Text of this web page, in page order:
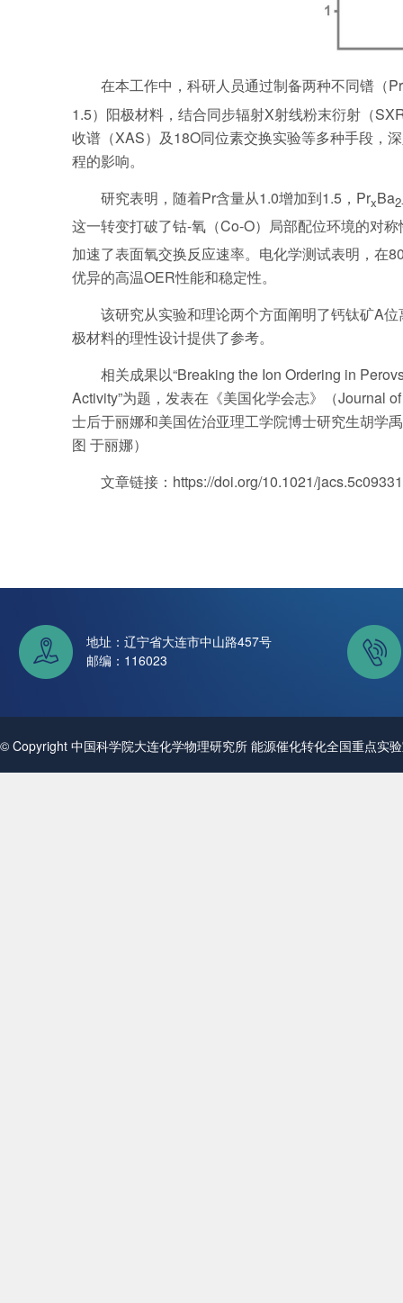
在本工作中，科研人员通过制备两种不同镨（
1.5）阳极材料，结合同步辐射X射线粉末衍射（
收谱（XAS）及18O同位素交换实验等多种手段，
程的影响。
研究表明，随着Pr含量从1.0增加到1.5，PrxBa2
这一转变打破了钴-氧（Co-O）局部配位环境的对
加速了表面氧交换反应速率。电化学测试表明，在
优异的高温OER性能和稳定性。
该研究从实验和理论两个方面阐明了钙钛矿A
极材料的理性设计提供了参考。
相关成果以“Breaking the Ion Ordering in
Activity”为题，发表在《美国化学会志》（Journal
士后于丽娜和美国佐治亚理工学院博士研究生胡学
图 于丽娜）
文章链接： https://doi.org/10.1021/jacs.5c09331
地址：辽宁省大连市中山路457号
邮编：116023
© Copyright 中国科学院大连化学物理研究所 能源催化转化全国重点实